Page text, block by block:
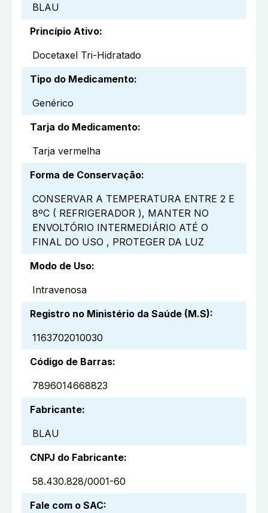
BLAU
Princípio Ativo:
Docetaxel Tri-Hidratado
Tipo do Medicamento:
Genérico
Tarja do Medicamento:
Tarja vermelha
Forma de Conservação:
CONSERVAR A TEMPERATURA ENTRE 2 E
8ºC ( REFRIGERADOR ), MANTER NO
ENVOLTÓRIO INTERMEDIÁRIO ATÉ O
FINAL DO USO , PROTEGER DA LUZ
Modo de Uso:
Intravenosa
Registro no Ministério da Saúde (M.S):
1163702010030
Código de Barras:
7896014668823
Fabricante:
BLAU
CNPJ do Fabricante:
58.430.828/0001-60
Fale com o SAC: